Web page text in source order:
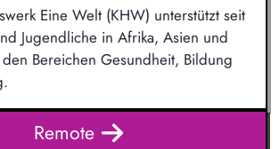
Eine Welt (KHW) unterstützt seit
Jugendliche in Afrika, Asien und
Bereichen Gesundheit, Bildung
Remote